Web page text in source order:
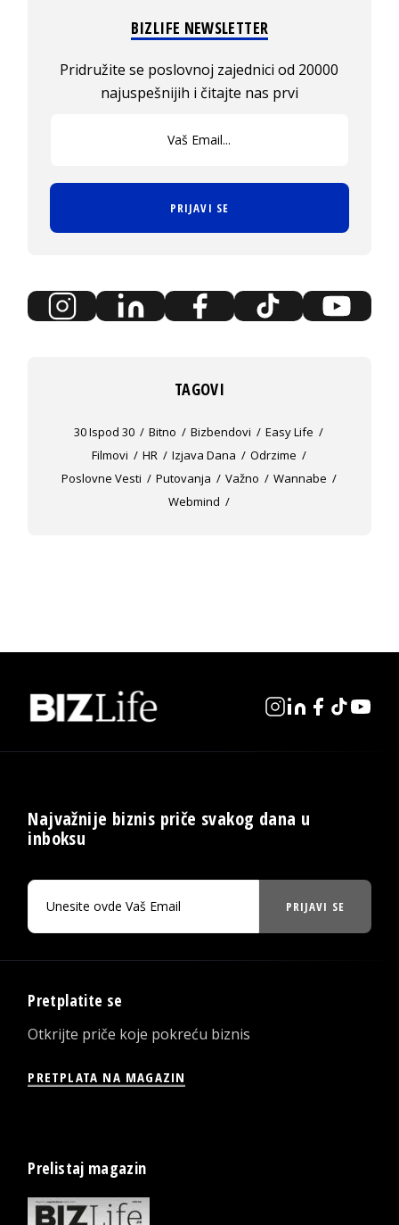
BIZLIFE NEWSLETTER
Pridružite se poslovnoj zajednici od 20000
najuspešnijih i čitajte nas prvi
PRIJAVI SE
TAGOVI
30 Ispod 30 Bitno Bizbendovi
Easy Life
Filmovi
HR Izjava Dana
Odrzime
Poslovne Vesti
Putovanja Važno
Wannabe
Webmind
Najvažnije biznis priče svakog dana u
inboksu
PRIJAVI SE
Pretplatite se
Otkrijte priče koje pokreću biznis
PRETPLATA NA MAGAZIN
Prelistaj magazin